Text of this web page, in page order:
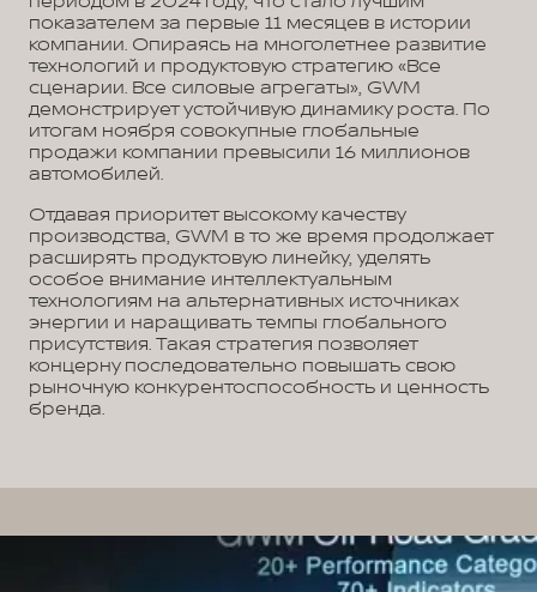
показателем за первые 11 месяцев в истории
компании. Опираясь на многолетнее развитие
технологий и продуктовую стратегию «Все
сценарии. Все силовые агрегаты», GWM
демонстрирует устойчивую динамику роста. По
итогам ноября совокупные глобальные
продажи компании превысили 16 миллионов
автомобилей.
Отдавая приоритет высокому качеству
производства, GWM в то же время продолжает
расширять продуктовую линейку, уделять
особое внимание интеллектуальным
технологиям на альтернативных источниках
энергии и наращивать темпы глобального
присутствия. Такая стратегия позволяет
концерну последовательно повышать свою
рыночную конкурентоспособность и ценность
бренда.